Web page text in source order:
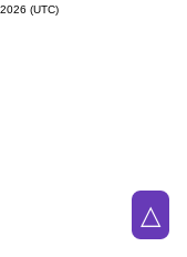
(UTC)
△